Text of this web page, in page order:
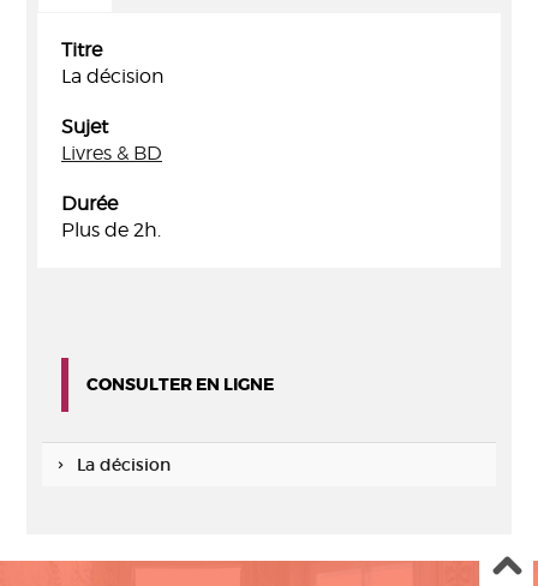
Titre
La décision
Sujet
Livres & BD
Durée
Plus de 2h.
CONSULTER EN LIGNE
La décision